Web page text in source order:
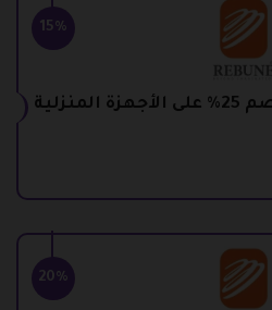
15%
20%